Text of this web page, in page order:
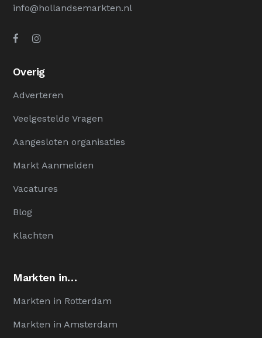
info@hollandsemarkten.nl
Overig
Adverteren
Veelgestelde Vragen
Aangesloten organisaties
Markt Aanmelden
Vacatures
Blog
Klachten
Markten in…
Markten in Rotterdam
Markten in Amsterdam